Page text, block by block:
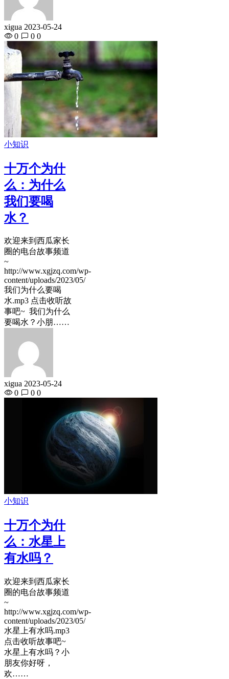
xigua 2023-05-24
0
0 0
小知识
十万个为什
么：为什么
我们要喝
水？
欢迎来到西瓜家长
圈的电台故事频道
~
http://www.xgjzq.com/wp-
content/uploads/2023/05/
我们为什么要喝
水.mp3 点击收听故
事吧~ 我们为什么
要喝水？小朋……
xigua 2023-05-24
0
0 0
小知识
十万个为什
么：水星上
有水吗？
欢迎来到西瓜家长
圈的电台故事频道
~
http://www.xgjzq.com/wp-
content/uploads/2023/05/
水星上有水吗.mp3
点击收听故事吧~
水星上有水吗？小
朋友你好呀，
欢……